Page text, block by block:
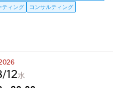
ティング
コンサルティング
12水